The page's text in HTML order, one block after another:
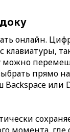
онлайн.
клавиатуры,
прямо
или